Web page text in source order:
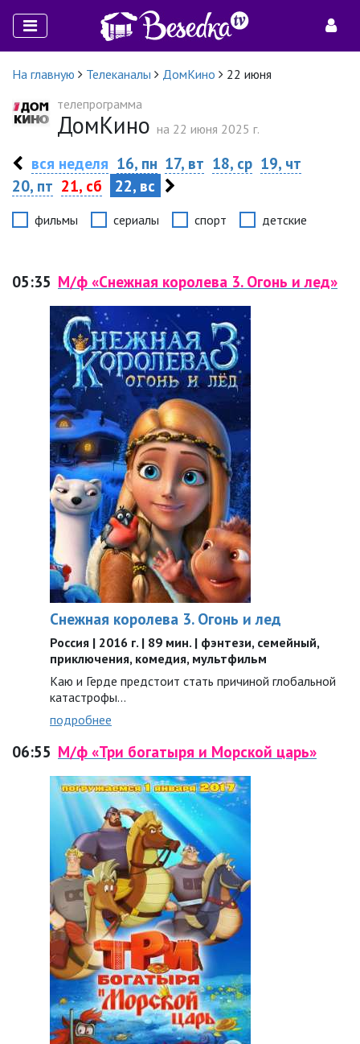
На главную Телеканалы ДомКино
22 июня
телепрограмма
ДомКино на 22 июня 2025 г.
вся неделя 16, пн 17, вт 18, ср 19, чт
20, пт 21, сб 22, вс
фильмы сериалы спорт детские
05:35 М/ф «Снежная королева 3. Огонь и лед»
Снежная королева 3. Огонь и лед
Россия | 2016 г. | 89 мин. | фэнтези, семейный,
приключения, комедия, мультфильм
Каю и Герде предстоит стать причиной глобальной
катастрофы...
подробнее
06:55 М/ф «Три богатыря и Морской царь»